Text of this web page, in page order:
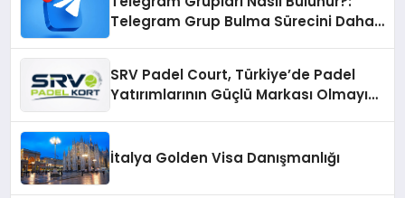
Telegram Grup Bulma Sürecini Daha
SRV Padel Court, Türkiye’de Padel
Yatırımlarının Güçlü Markası Olmayı
İtalya Golden Visa Danışmanlığı